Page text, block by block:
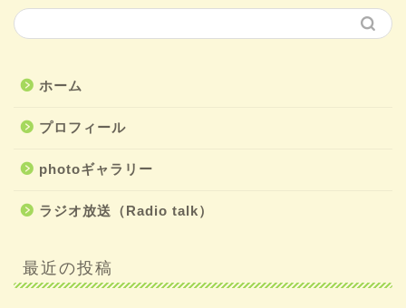
ホーム
プロフィール
photoギャラリー
ラジオ放送（Radio talk）
最近の投稿